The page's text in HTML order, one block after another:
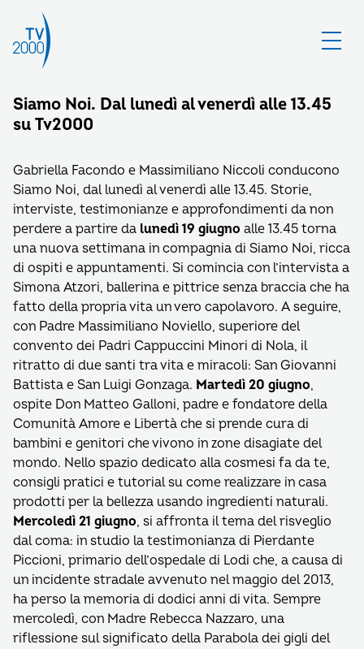
Siamo Noi. Dal lunedì al venerdì alle 13.45
su Tv2000
Gabriella Facondo e Massimiliano Niccoli conducono
Siamo Noi, dal lunedì al venerdì alle 13.45. Storie,
interviste, testimonianze e approfondimenti da non
perdere a partire da lunedì 19 giugno alle 13.45 torna
una nuova settimana in compagnia di Siamo Noi, ricca
di ospiti e appuntamenti. Si comincia con l’intervista a
Simona Atzori, ballerina e pittrice senza braccia che ha
fatto della propria vita un vero capolavoro. A seguire,
con Padre Massimiliano Noviello, superiore del
convento dei Padri Cappuccini Minori di Nola, il
ritratto di due santi tra vita e miracoli: San Giovanni
Battista e San Luigi Gonzaga. Martedì 20 giugno,
ospite Don Matteo Galloni, padre e fondatore della
Comunità Amore e Libertà che si prende cura di
bambini e genitori che vivono in zone disagiate del
mondo. Nello spazio dedicato alla cosmesi fa da te,
consigli pratici e tutorial su come realizzare in casa
prodotti per la bellezza usando ingredienti naturali.
Mercoledì 21 giugno, si affronta il tema del risveglio
dal coma: in studio la testimonianza di Pierdante
Piccioni, primario dell’ospedale di Lodi che, a causa di
un incidente stradale avvenuto nel maggio del 2013,
ha perso la memoria di dodici anni di vita. Sempre
mercoledì, con Madre Rebecca Nazzaro, una
riflessione sul significato della Parabola dei gigli del